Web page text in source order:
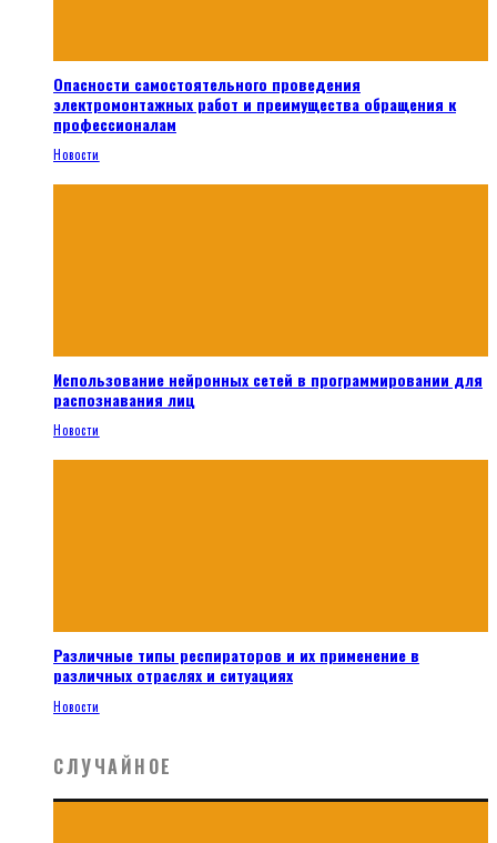
Опасности самостоятельного проведения
электромонтажных работ и преимущества обращения к
профессионалам
Новости
Использование нейронных сетей в программировании для
распознавания лиц
Новости
Различные типы респираторов и их применение в
различных отраслях и ситуациях
Новости
СЛУЧАЙНОЕ